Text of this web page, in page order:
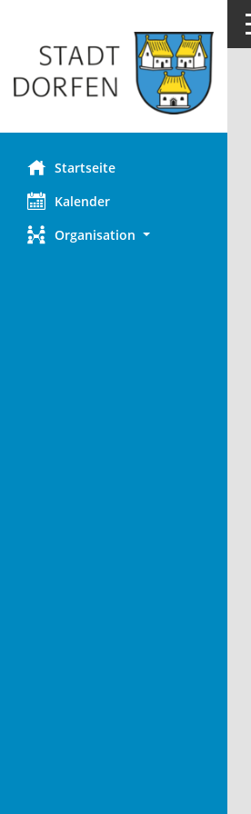
Startseite
Kalender
Organisation